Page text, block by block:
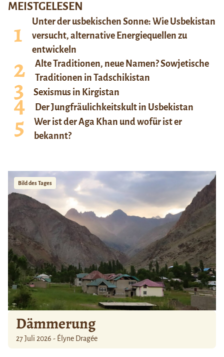
MEISTGELESEN
Unter der usbekischen Sonne: Wie Usbekistan
versucht, alternative Energiequellen zu
entwickeln
Alte Traditionen, neue Namen? Sowjetische
Traditionen in Tadschikistan
Sexismus in Kirgistan
Der Jungfräulichkeitskult in Usbekistan
Wer ist der Aga Khan und wofür ist er
bekannt?
Bild des Tages
Dämmerung
27 Juli 2026 - Élyne Dragée